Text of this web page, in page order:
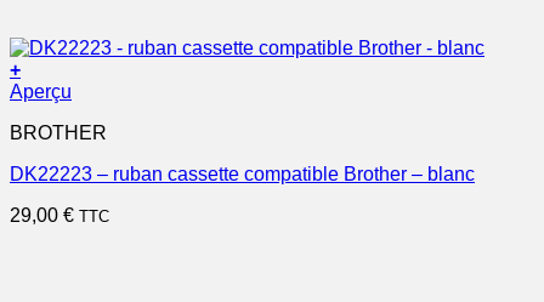
+
Aperçu
BROTHER
DK22223 – ruban cassette compatible Brother – blanc
29,00 € TTC